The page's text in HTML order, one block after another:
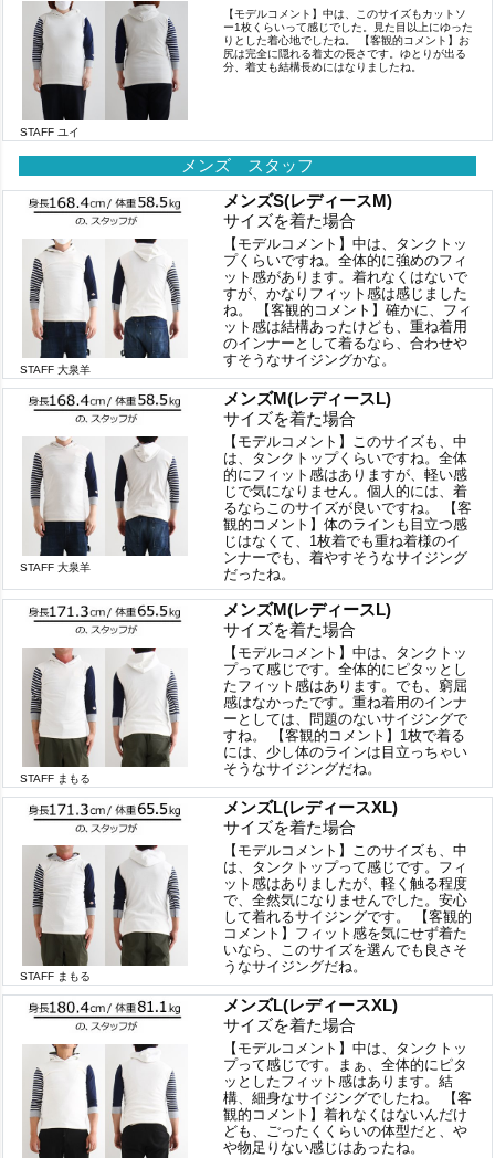
STAFF ユイ
【モデルコメント】中は、このサイズもカットソ
ー1枚くらいって感じでした。見た目以上にゆった
りとした着心地でしたね。 【客観的コメント】お
尻は完全に隠れる着丈の長さです。ゆとりが出る
分、着丈も結構長めにはなりましたね。
メンズ スタッフ
メンズS(レディースM)
サイズを着た場合
STAFF 大泉羊
【モデルコメント】中は、タンクトッ
プくらいですね。全体的に強めのフィ
ット感があります。着れなくはないで
すが、かなりフィット感は感じました
ね。 【客観的コメント】確かに、フィ
ット感は結構あったけども、重ね着用
のインナーとして着るなら、合わせや
すそうなサイジングかな。
メンズM(レディースL)
サイズを着た場合
STAFF 大泉羊
【モデルコメント】このサイズも、中
は、タンクトップくらいですね。全体
的にフィット感はありますが、軽い感
じで気になりません。個人的には、着
るならこのサイズが良いですね。 【客
観的コメント】体のラインも目立つ感
じはなくて、1枚着でも重ね着様のイ
ンナーでも、着やすそうなサイジング
だったね。
メンズM(レディースL)
サイズを着た場合
STAFF まもる
【モデルコメント】中は、タンクトッ
プって感じです。全体的にピタッとし
たフィット感はあります。でも、窮屈
感はなかったです。重ね着用のインナ
ーとしては、問題のないサイジングで
すね。 【客観的コメント】1枚で着る
には、少し体のラインは目立っちゃい
そうなサイジングだね。
メンズL(レディースXL)
サイズを着た場合
STAFF まもる
【モデルコメント】このサイズも、中
は、タンクトップって感じです。フィ
ット感はありましたが、軽く触る程度
で、全然気になりませんでした。安心
して着れるサイジングです。 【客観的
コメント】フィット感を気にせず着た
いなら、このサイズを選んでも良さそ
うなサイジングだね。
メンズL(レディースXL)
サイズを着た場合
【モデルコメント】中は、タンクトッ
プって感じです。まぁ、全体的にピタ
ッとしたフィット感はあります。結
構、細身なサイジングでしたね。 【客
観的コメント】着れなくはないんだけ
ども、ごったくくらいの体型だと、や
や物足りない感じはあったね。